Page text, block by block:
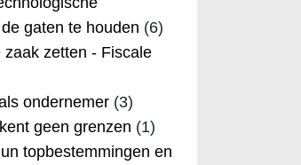
gaten te houden (6)
zetten - Fiscale
ondernemer(3)
geen grenzen (1)
topbestemmingen en